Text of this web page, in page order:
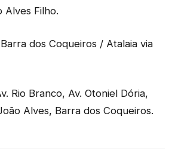
Alves Filho.
dos Coqueiros / Atalaia via
Rio Branco, Av. Otoniel Dória,
Alves, Barra dos Coqueiros.